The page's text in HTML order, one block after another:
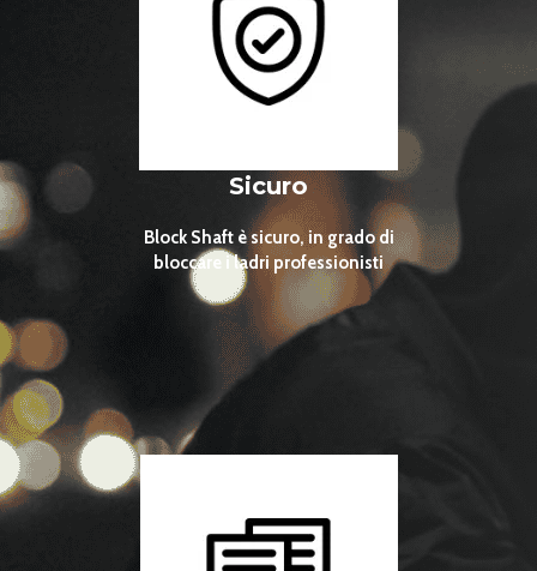
Sicuro
Block Shaft è sicuro, in grado di
bloccare i ladri professionisti